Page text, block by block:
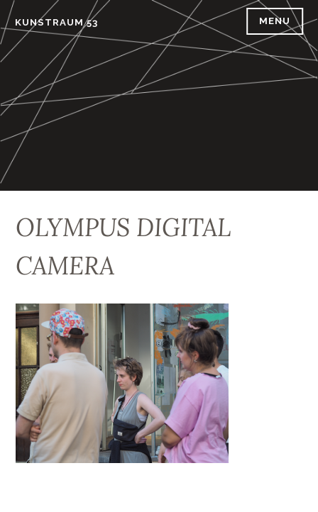
Skip
to
content
KUNSTRAUM 53 MENU
OLYMPUS DIGITAL
CAMERA